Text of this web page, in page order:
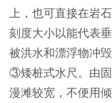
上，也可直接在岩
刻度大小以能代表
被洪水和漂浮物冲毁
③矮桩式水尺。由
漫滩较宽，不便用